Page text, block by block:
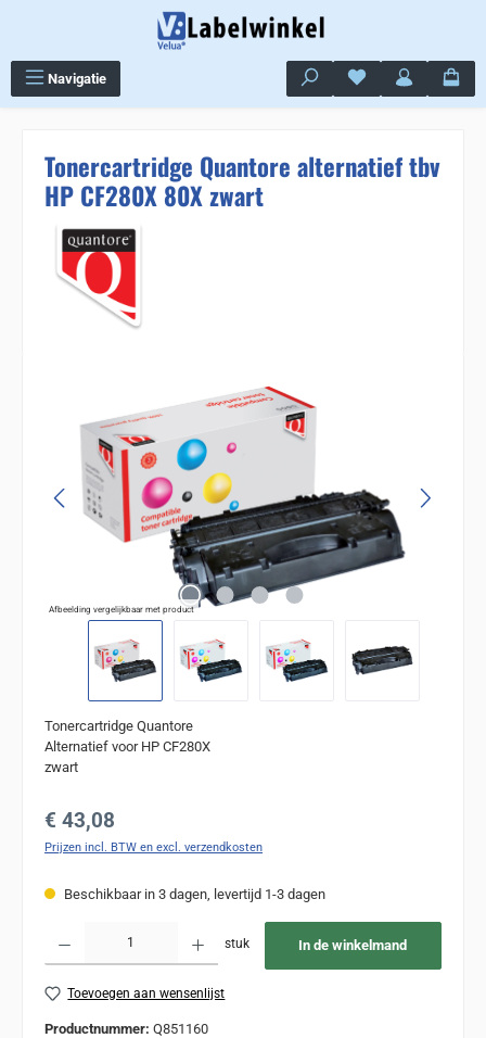
Navigatie Je hebt 0 items op
Tonercartridge Quantore alternatief tbv
HP CF280X 80X zwart
Afbeelding vergelijkbaar met product
Tonercartridge Quantore
Alternatief voor HP CF280X
zwart
Normale prijs:
€ 43,08
Prijzen incl. BTW en excl. verzendkosten
Beschikbaar in 3 dagen, levertijd 1-3 dagen
stuk In de winkelmand
Toevoegen aan wensenlijst
Productnummer: Q851160